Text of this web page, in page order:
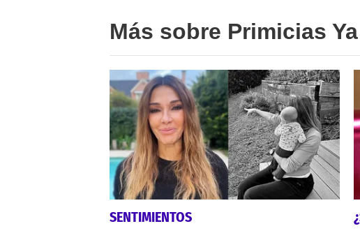
Más sobre Primicias Ya
SENTIMIENTOS